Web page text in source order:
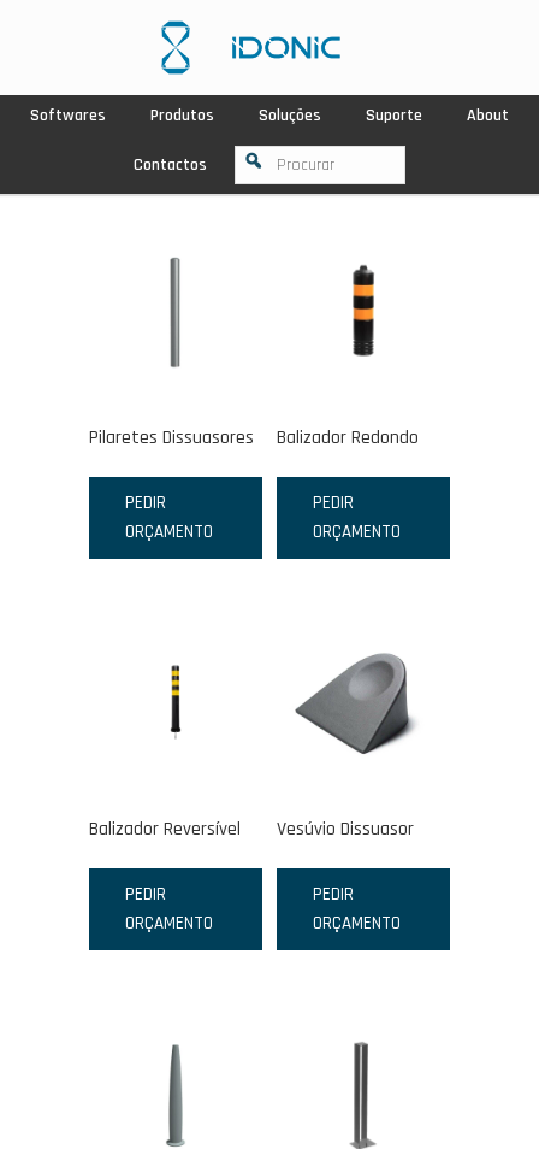
Softwares Produtos Soluções Suporte About
Contactos
Pilaretes Dissuasores
PEDIR
ORÇAMENTO
Balizador Redondo
PEDIR
ORÇAMENTO
Balizador Reversível
PEDIR
ORÇAMENTO
Vesúvio Dissuasor
PEDIR
ORÇAMENTO